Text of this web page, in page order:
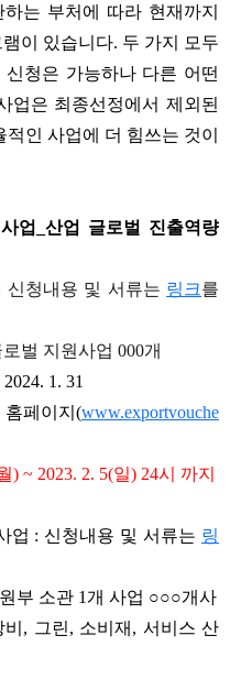
는 부처에 따라 현재까지
이 있습니다. 두 가지 모두
청은 가능하나 다른 어떤
업은 최종선정에서 제외된
인 사업에 더 힘쓰는 것이
업_산업 글로벌 진출역량
청내용 및 서류는 링크를
벌 지원사업 000개
1. 31
홈페이지(www.exportvouche
) ~ 2023. 2. 5(일) 24시 까지
업 : 신청내용 및 서류는 링
부 소관 1개 사업 ○○○개사
, 그린, 소비재, 서비스 산